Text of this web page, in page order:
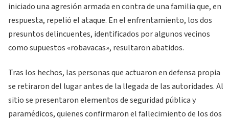
iniciado una agresión armada en contra de una familia que, en
respuesta, repelió el ataque. En el enfrentamiento, los dos
presuntos delincuentes, identificados por algunos vecinos
como supuestos «robavacas», resultaron abatidos.
Tras los hechos, las personas que actuaron en defensa propia
se retiraron del lugar antes de la llegada de las autoridades. Al
sitio se presentaron elementos de seguridad pública y
paramédicos, quienes confirmaron el fallecimiento de los dos